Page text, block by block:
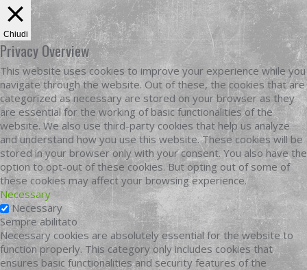
Chiudi
Privacy Overview
This website uses cookies to improve your experience while you
navigate through the website. Out of these, the cookies that are
categorized as necessary are stored on your browser as they
are essential for the working of basic functionalities of the
website. We also use third-party cookies that help us analyze
and understand how you use this website. These cookies will be
stored in your browser only with your consent. You also have the
option to opt-out of these cookies. But opting out of some of
these cookies may affect your browsing experience.
Necessary
Necessary
Sempre abilitato
Necessary cookies are absolutely essential for the website to
function properly. This category only includes cookies that
ensures basic functionalities and security features of the